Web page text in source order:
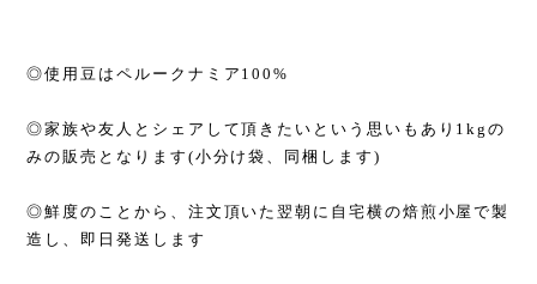
◎使用豆はペルークナミア100%
◎家族や友人とシェアして頂きたいという思いもあり1kgの
みの販売となります(小分け袋、同梱します)
◎鮮度のことから、注文頂いた翌朝に自宅横の焙煎小屋で製
造し、即日発送します